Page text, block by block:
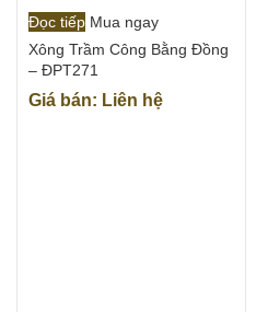
Đọc tiếp Mua ngay
Xông Trầm Công Bằng Đồng
– ĐPT271
Giá bán: Liên hệ